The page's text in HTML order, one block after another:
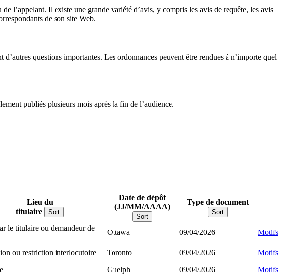
l’appelant. Il existe une grande variété d’avis, y compris les avis de requête, les avis
de son site Web.
questions importantes. Les ordonnances peuvent être rendues à n’importe quel
publiés plusieurs mois après la fin de l’audience.
Lieu du
titulaire
Sort
Date de dépôt
(JJ/MM/AAAA)
Sort
Type de document
Sort
le titulaire ou demandeur de
Ottawa 09/04/2026
Motifs
ou restriction interlocutoire Toronto 09/04/2026
Motifs
Guelph 09/04/2026
Motifs